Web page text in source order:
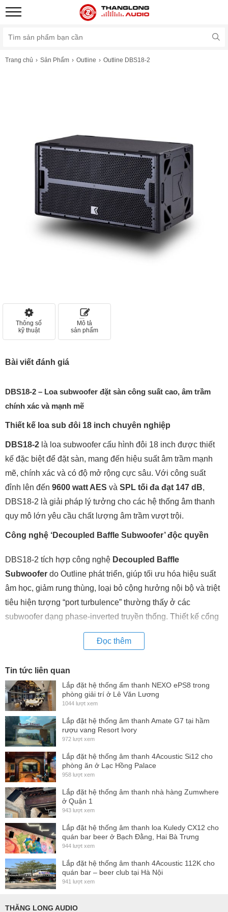
Trang chủ Sản Phẩm Outline Outline DBS18-2
Thông số
kỹ thuật
Mô tả
sản phẩm
Bài viết đánh giá
DBS18-2 – Loa subwoofer đặt sàn công suất cao, âm trầm
chính xác và mạnh mẽ
Thiết kế loa sub đôi 18 inch chuyên nghiệp
DBS18-2 là loa subwoofer cấu hình đôi 18 inch được thiết
kế đặc biệt để đặt sàn, mang đến hiệu suất âm trầm mạnh
mẽ, chính xác và có độ mở rộng cực sâu. Với công suất
đỉnh lên đến 9600 watt AES và SPL tối đa đạt 147 dB,
DBS18-2 là giải pháp lý tưởng cho các hệ thống âm thanh
quy mô lớn yêu cầu chất lượng âm trầm vượt trội.
Công nghệ ‘Decoupled Baffle Subwoofer’ độc quyền
DBS18-2 tích hợp công nghệ Decoupled Baffle
Subwoofer do Outline phát triển, giúp tối ưu hóa hiệu suất
âm học, giảm rung thùng, loại bỏ cộng hưởng nội bộ và triệt
tiêu hiện tượng “port turbulence” thường thấy ở các
subwoofer dạng phase-inverted truyền thống. Thiết kế cổng
phản xạ lớn và dài giúp mở rộng băng tần trầm và tái tạo
chính xác các tần số thấp.
Loa có thể tái tạo dải tầntừ 28 Hz – 160 Hz (-10 dB), với
đáp tuyến tần số tuyến tính ±3 dB từ 34 Hz – 107 Hz
độ nhạy đạt103 dB trong nửa không gian
AES liên tục2 x 1200 W giúp tạo ra mức SPL 137 dB
khi đỉnh có thể đạt tới147 dB SPL
Kết nối độc lập cho từng loa trầm
Loa sử dụng cổng Speakon NL4
cho từng củ loa, cho phép mỗi loa được điều khiển bởi một
kênh ampli riêng biệt. Cấu hình:
Pin 1+/1- cho loa thứ nhất
Pin 2+/2- cho loa thứ hai
Điều này giúp người dùng linh hoạt trong việc kiểm soát và
tối ưu hóa hiệu suất hoạt động của hệ thống âm thanh.
Đọc thêm
Tin tức liên quan
Lắp đặt hệ thống ấm thanh NEXO ePS8 trong
phòng giải trí ở Lê Văn Lương
1044 lượt xem
Lắp đặt hệ thống âm thanh Amate G7 tại hầm
rượu vang Resort Ivory
972 lượt xem
Lắp đặt hệ thống âm thanh 4Acoustic Si12 cho
phòng ăn ở Lạc Hồng Palace
958 lượt xem
Lắp đặt hệ thống âm thanh nhà hàng Zumwhere
ở Quận 1
943 lượt xem
Lắp đặt hệ thống âm thanh loa Kuledy CX12 cho
quán bar beer ở Bạch Đằng, Hai Bà Trưng
944 lượt xem
Lắp đặt hệ thống âm thanh 4Acoustic 112K cho
quán bar – beer club tại Hà Nội
941 lượt xem
THĂNG LONG AUDIO